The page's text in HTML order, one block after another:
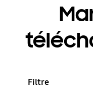
Filtre